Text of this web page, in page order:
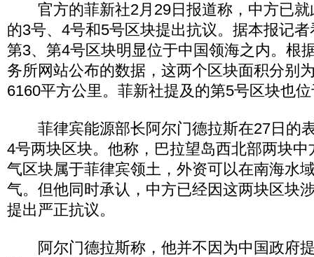
官方的菲新社2月29日报道称，中方已就
的3号、4号和5号区块提出抗议。据本报记
第3、第4号区块明显位于中国领海之内。根
务所网站公布的数据，这两个区块面积分别
6160平方公里。菲新社提及的第5号区块也
菲律宾能源部长阿尔门德拉斯在27日的
4号两块区块。他称，巴拉望岛西北部两块
气区块属于菲律宾领土，外资可以在南海水
气。但他同时承认，中方已经因这两块区块
提出严正抗议。
阿尔门德拉斯称，他并不因为中国政府